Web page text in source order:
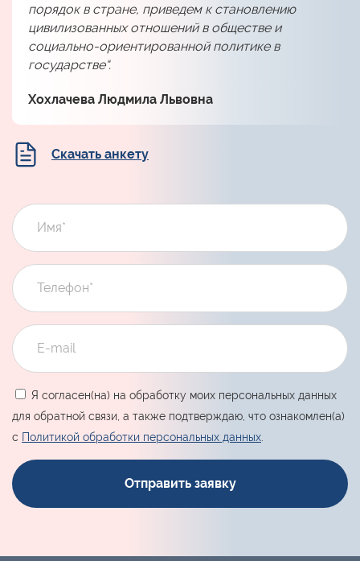
порядок в стране, приведем к становлению
цивилизованных отношений в обществе и
социально-ориентированной политике в
государстве“.
Хохлачева Людмила Львовна
Скачать анкету
Я согласен(на) на обработку моих персональных данных
для обратной связи, а также подтверждаю, что ознакомлен(а)
с Политикой обработки персональных данных